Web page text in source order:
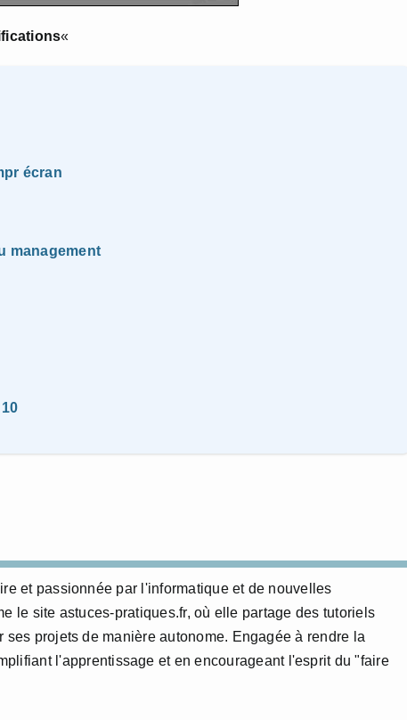
«
écran
management
et passionnée par l'informatique et de nouvelles
le site astuces-pratiques.fr, où elle partage des tutoriels
projets de manière autonome. Engagée à rendre la
l'apprentissage et en encourageant l'esprit du "faire